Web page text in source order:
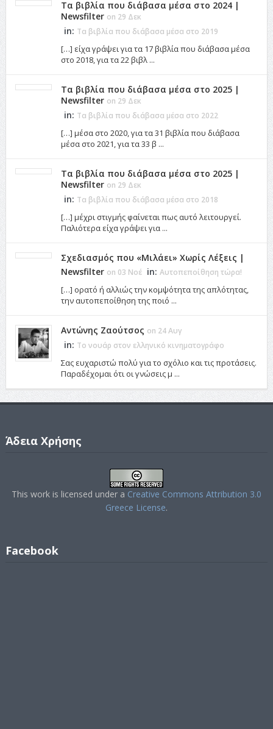
Τα βιβλία που διάβασα μέσα στο 2024 |
Newsfilter on 29 Δεκ
in: Τα βιβλία που διάβασα μέσα στο 2019
[…] είχα γράψει για τα 17 βιβλία που διάβασα μέσα
στο 2018, για τα 22 βιβλ ...
Τα βιβλία που διάβασα μέσα στο 2025 |
Newsfilter on 29 Δεκ
in: Τα βιβλία που διάβασα μέσα στο 2022
[…] μέσα στο 2020, για τα 31 βιβλία που διάβασα
μέσα στο 2021, για τα 33 β ...
Τα βιβλία που διάβασα μέσα στο 2025 |
Newsfilter on 29 Δεκ
in: Τα βιβλία που διάβασα μέσα στο 2018
[…] μέχρι στιγμής φαίνεται πως αυτό λειτουργεί.
Παλιότερα είχα γράψει για ...
Σχεδιασμός που «Μιλάει» Χωρίς Λέξεις |
Newsfilter on 03 Νοέ in: Αυτοπεποίθηση τώρα!
[…] ορατό ή αλλιώς την κομψότητα της απλότητας,
την αυτοπεποίθηση της ποιό ...
Αντώνης Ζαούτσος on 24 Αυγ
in: Το νουάρ στον ελληνικό κινηματογράφο
Σας ευχαριστώ πολύ για το σχόλιο και τις προτάσεις.
Παραδέχομαι ότι οι γνώσεις μ ...
Άδεια Χρήσης
This work is licensed under a Creative Commons Attribution 3.0
Greece License.
Facebook